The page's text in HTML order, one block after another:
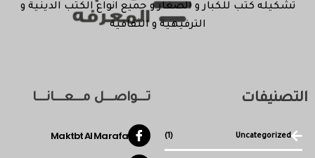
تشكيله كتب للكبار و الصغار و جميع انواع الكتب الدينية و
الترفيهية و الثقافية
التصنيفات
Uncategorized
(1)
تـــواصـــل مـــعـــانـــا
Maktbt Al Marafa